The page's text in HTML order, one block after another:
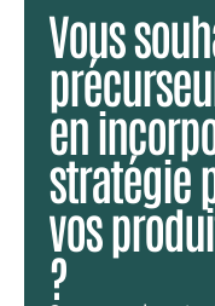
Vous
en
stratégie
vos
?